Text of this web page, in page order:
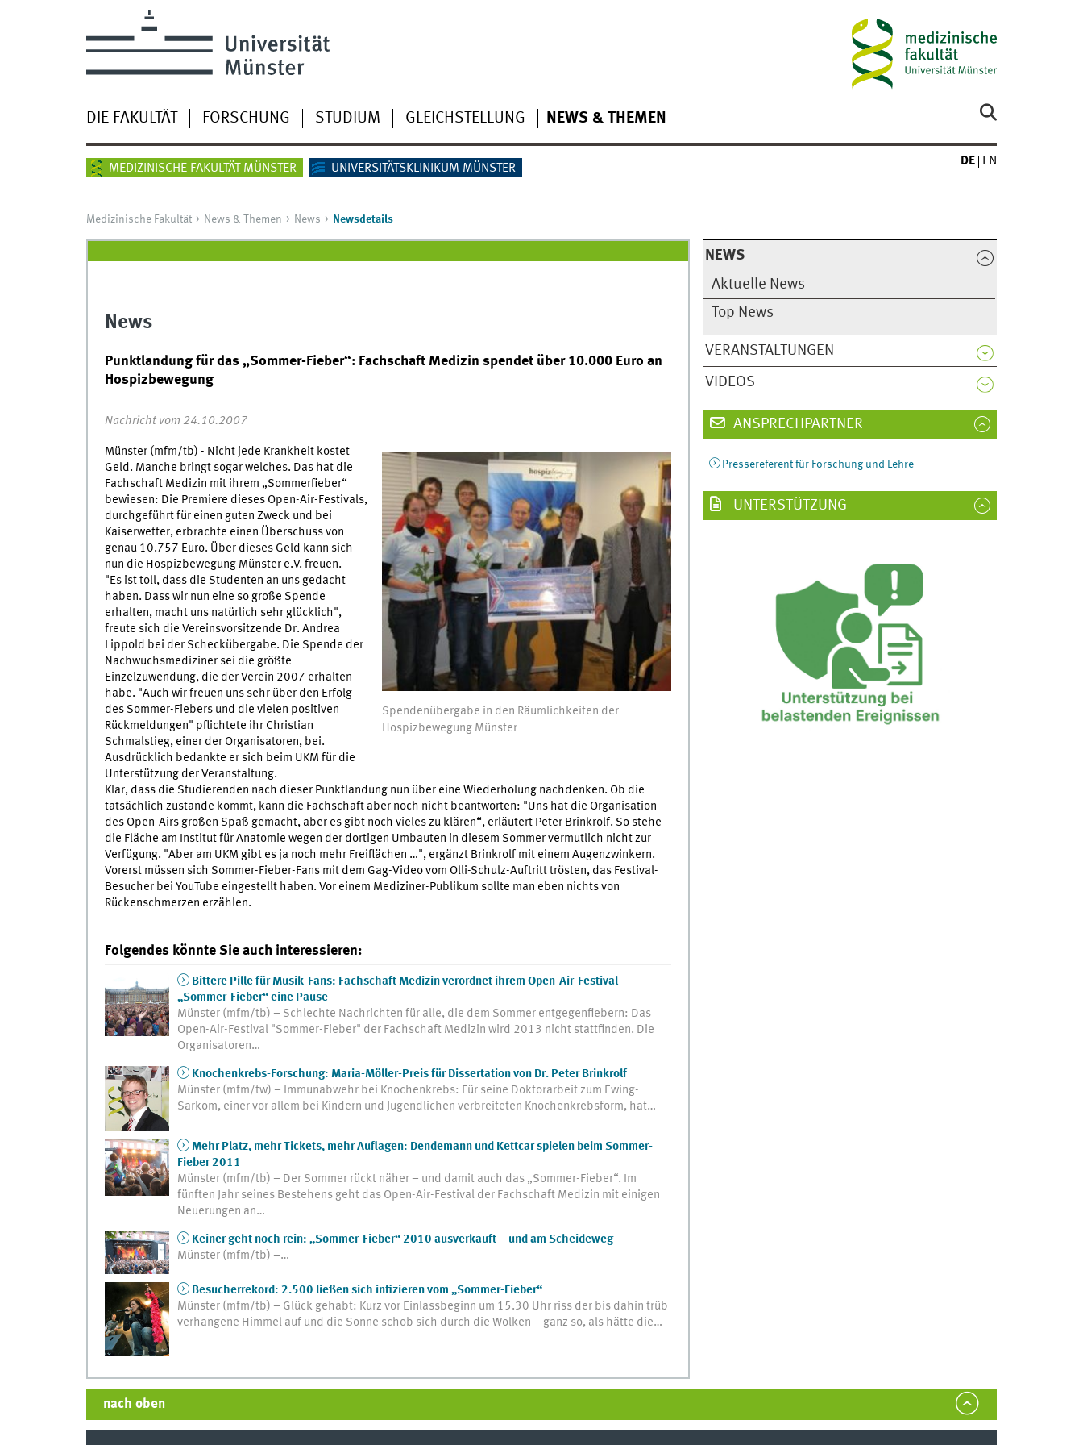
DIE FAKULTÄT FORSCHUNG STUDIUM GLEICHSTELLUNG NEWS & THEMEN
MEDIZINISCHE FAKULTÄT MÜNSTER UNIVERSITÄTSKLINIKUM MÜNSTER
DE EN
Medizinische Fakultät News & Themen News Newsdetails
NEWS
Aktuelle News
Top News
VERANSTALTUNGEN
VIDEOS
News
Punktlandung für das „Sommer-Fieber“: Fachschaft Medizin spendet über 10.000 Euro an
Hospizbewegung
Nachricht vom 24.10.2007
Spendenübergabe in den Räumlichkeiten der
Hospizbewegung Münster
Münster (mfm/tb) - Nicht jede Krankheit kostet
Geld. Manche bringt sogar welches. Das hat die
Fachschaft Medizin mit ihrem „Sommerfieber“
bewiesen: Die Premiere dieses Open-Air-Festivals,
durchgeführt für einen guten Zweck und bei
Kaiserwetter, erbrachte einen Überschuss von
genau 10.757 Euro. Über dieses Geld kann sich
nun die Hospizbewegung Münster e.V. freuen.
"Es ist toll, dass die Studenten an uns gedacht
haben. Dass wir nun eine so große Spende
erhalten, macht uns natürlich sehr glücklich",
freute sich die Vereinsvorsitzende Dr. Andrea
Lippold bei der Scheckübergabe. Die Spende der
Nachwuchsmediziner sei die größte
Einzelzuwendung, die der Verein 2007 erhalten
habe. "Auch wir freuen uns sehr über den Erfolg
des Sommer-Fiebers und die vielen positiven
Rückmeldungen" pflichtete ihr Christian
Schmalstieg, einer der Organisatoren, bei.
Ausdrücklich bedankte er sich beim UKM für die
Unterstützung der Veranstaltung.
Klar, dass die Studierenden nach dieser Punktlandung nun über eine Wiederholung nachdenken. Ob die
tatsächlich zustande kommt, kann die Fachschaft aber noch nicht beantworten: "Uns hat die Organisation
des Open-Airs großen Spaß gemacht, aber es gibt noch vieles zu klären“, erläutert Peter Brinkrolf. So stehe
die Fläche am Institut für Anatomie wegen der dortigen Umbauten in diesem Sommer vermutlich nicht zur
Verfügung. "Aber am UKM gibt es ja noch mehr Freiflächen …", ergänzt Brinkrolf mit einem Augenzwinkern.
Vorerst müssen sich Sommer-Fieber-Fans mit dem Gag-Video vom Olli-Schulz-Auftritt trösten, das Festival-
Besucher bei YouTube eingestellt haben. Vor einem Mediziner-Publikum sollte man eben nichts von
Rückenschmerzen erzählen.
Folgendes könnte Sie auch interessieren:
Bittere Pille für Musik-Fans: Fachschaft Medizin verordnet ihrem Open-Air-Festival
„Sommer-Fieber“ eine Pause
Münster (mfm/tb) – Schlechte Nachrichten für alle, die dem Sommer entgegenfiebern: Das
Open-Air-Festival "Sommer-Fieber" der Fachschaft Medizin wird 2013 nicht stattfinden. Die
Organisatoren…
Knochenkrebs-Forschung: Maria-Möller-Preis für Dissertation von Dr. Peter Brinkrolf
Münster (mfm/tw) – Immunabwehr bei Knochenkrebs: Für seine Doktorarbeit zum Ewing-
Sarkom, einer vor allem bei Kindern und Jugendlichen verbreiteten Knochenkrebsform, hat…
Mehr Platz, mehr Tickets, mehr Auflagen: Dendemann und Kettcar spielen beim Sommer-
Fieber 2011
Münster (mfm/tb) – Der Sommer rückt näher – und damit auch das „Sommer-Fieber“. Im
fünften Jahr seines Bestehens geht das Open-Air-Festival der Fachschaft Medizin mit einigen
Neuerungen an…
Keiner geht noch rein: „Sommer-Fieber“ 2010 ausverkauft – und am Scheideweg
Münster (mfm/tb) –…
Besucherrekord: 2.500 ließen sich infizieren vom „Sommer-Fieber“
Münster (mfm/tb) – Glück gehabt: Kurz vor Einlassbeginn um 15.30 Uhr riss der bis dahin trüb
verhangene Himmel auf und die Sonne schob sich durch die Wolken – ganz so, als hätte die…
ANSPRECHPARTNER
Pressereferent für Forschung und Lehre
UNTERSTÜTZUNG
nach oben